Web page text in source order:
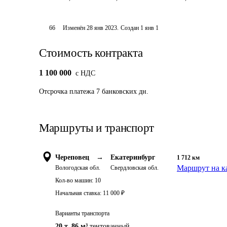
66 Изменён28 янв 2023. Создан 1 янв 1
Стоимость контракта
1 100 000 c НДС
Отсрочка платежа 7 банковских дн.
Маршруты и транспорт
Череповец →
Вологодская обл.
Екатеринбург
Свердловская обл.
1 712 км
Маршрут на
Кол-во машин: 10
Начальная ставка: 11 000 ₽
Варианты транспорта